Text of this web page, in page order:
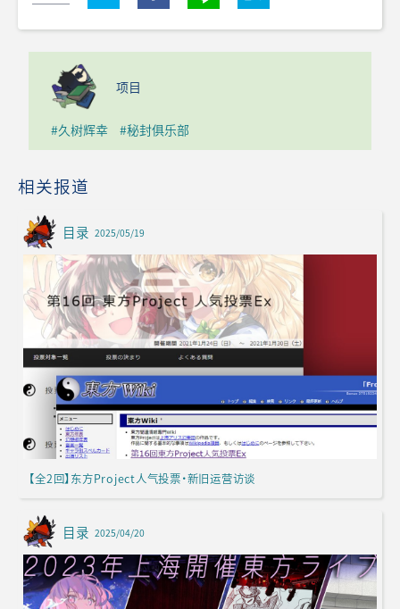
项目
#久树辉幸 #秘封俱乐部
相关报道
目录 2025/05/19
【全2回】东方Project人气投票·新旧运营访谈
目录 2025/04/20